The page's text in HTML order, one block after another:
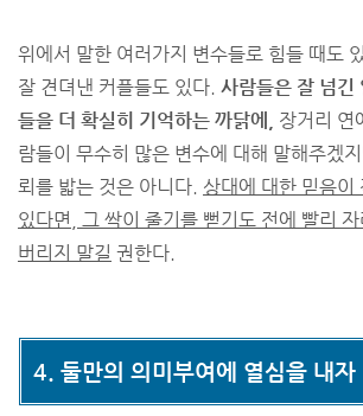
위에서 말한 여러가지 변수들로 힘들 때도
잘 견뎌낸 커플들도 있다. 사람들은 잘 넘긴
들을 더 확실히 기억하는 까닭에,
장거리 연
람들이 무수히 많은 변수에 대해 말해주겠
뢰를 밟는 것은 아니다. 상대에 대한 믿음이
있다면, 그 싹이 줄기를 뻗기도 전에 빨리
버리지 말길 권한다.
4. 둘만의 의미부여에 열심을 내자